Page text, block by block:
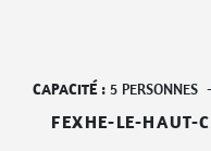
CAPACITÉ : 5 PERSONNES -
FEXHE-LE-HAUT-